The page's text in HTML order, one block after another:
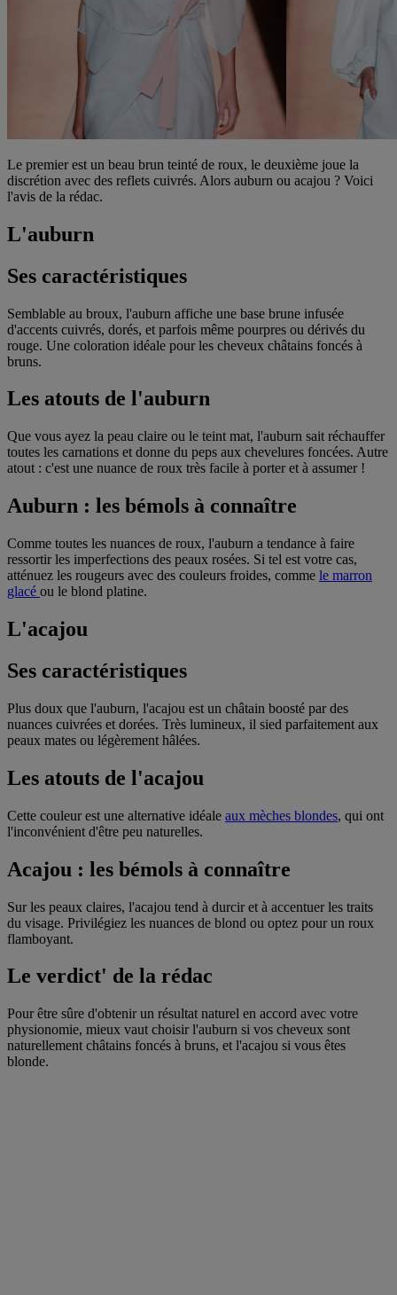
Le premier est un beau brun teinté de roux, le deuxième joue la
discrétion avec des reflets cuivrés. Alors auburn ou acajou ? Voici
l'avis de la rédac.
L'auburn
Ses caractéristiques
Semblable au broux, l'auburn affiche une base brune infusée
d'accents cuivrés, dorés, et parfois même pourpres ou dérivés du
rouge. Une coloration idéale pour les cheveux châtains foncés à
bruns.
Les atouts de l'auburn
Que vous ayez la peau claire ou le teint mat, l'auburn sait réchauffer
toutes les carnations et donne du peps aux chevelures foncées. Autre
atout : c'est une nuance de roux très facile à porter et à assumer !
Auburn : les bémols à connaître
Comme toutes les nuances de roux, l'auburn a tendance à faire
ressortir les imperfections des peaux rosées. Si tel est votre cas,
atténuez les rougeurs avec des couleurs froides, comme le marron
glacé ou le blond platine.
L'acajou
Ses caractéristiques
Plus doux que l'auburn, l'acajou est un châtain boosté par des
nuances cuivrées et dorées. Très lumineux, il sied parfaitement aux
peaux mates ou légèrement hâlées.
Les atouts de l'acajou
Cette couleur est une alternative idéale aux mèches blondes, qui ont
l'inconvénient d'être peu naturelles.
Acajou : les bémols à connaître
Sur les peaux claires, l'acajou tend à durcir et à accentuer les traits
du visage. Privilégiez les nuances de blond ou optez pour un roux
flamboyant.
Le verdict' de la rédac
Pour être sûre d'obtenir un résultat naturel en accord avec votre
physionomie, mieux vaut choisir l'auburn si vos cheveux sont
naturellement châtains foncés à bruns, et l'acajou si vous êtes
blonde.